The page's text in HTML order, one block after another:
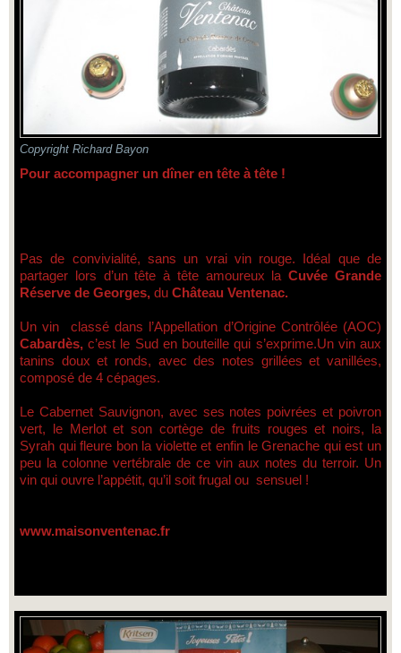
Copyright Richard Bayon
Pour accompagner un dîner en tête à tête !
Pas de convivialité, sans un vrai vin rouge. Idéal que de
partager lors d’un tête à tête amoureux la Cuvée Grande
Réserve de Georges, du Château Ventenac.
Un vin classé dans l’Appellation d’Origine Contrôlée (AOC)
Cabardès,c’est le Sud en bouteille qui s’exprime.Un vin aux
tanins doux et ronds, avec des notes grillées et vanillées,
composé de 4 cépages.
Le Cabernet Sauvignon, avec ses notes poivrées et poivron
vert, le Merlot et son cortège de fruits rouges et noirs, la
Syrah qui fleure bon la violette et enfin le Grenache qui est un
peu la colonne vertébrale de ce vin aux notes du terroir. Un
vin qui ouvre l’appétit, qu’il soit frugal ou sensuel !
www.maisonventenac.fr